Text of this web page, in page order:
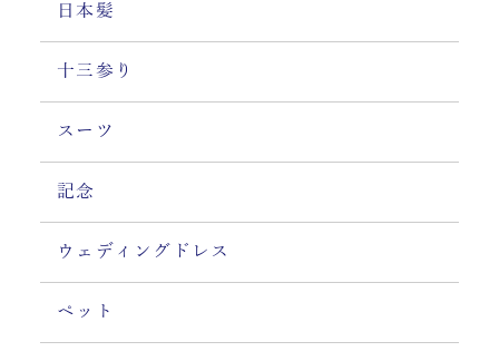
日本髪
十三参り
スーツ
記念
ウェディングドレス
ペット